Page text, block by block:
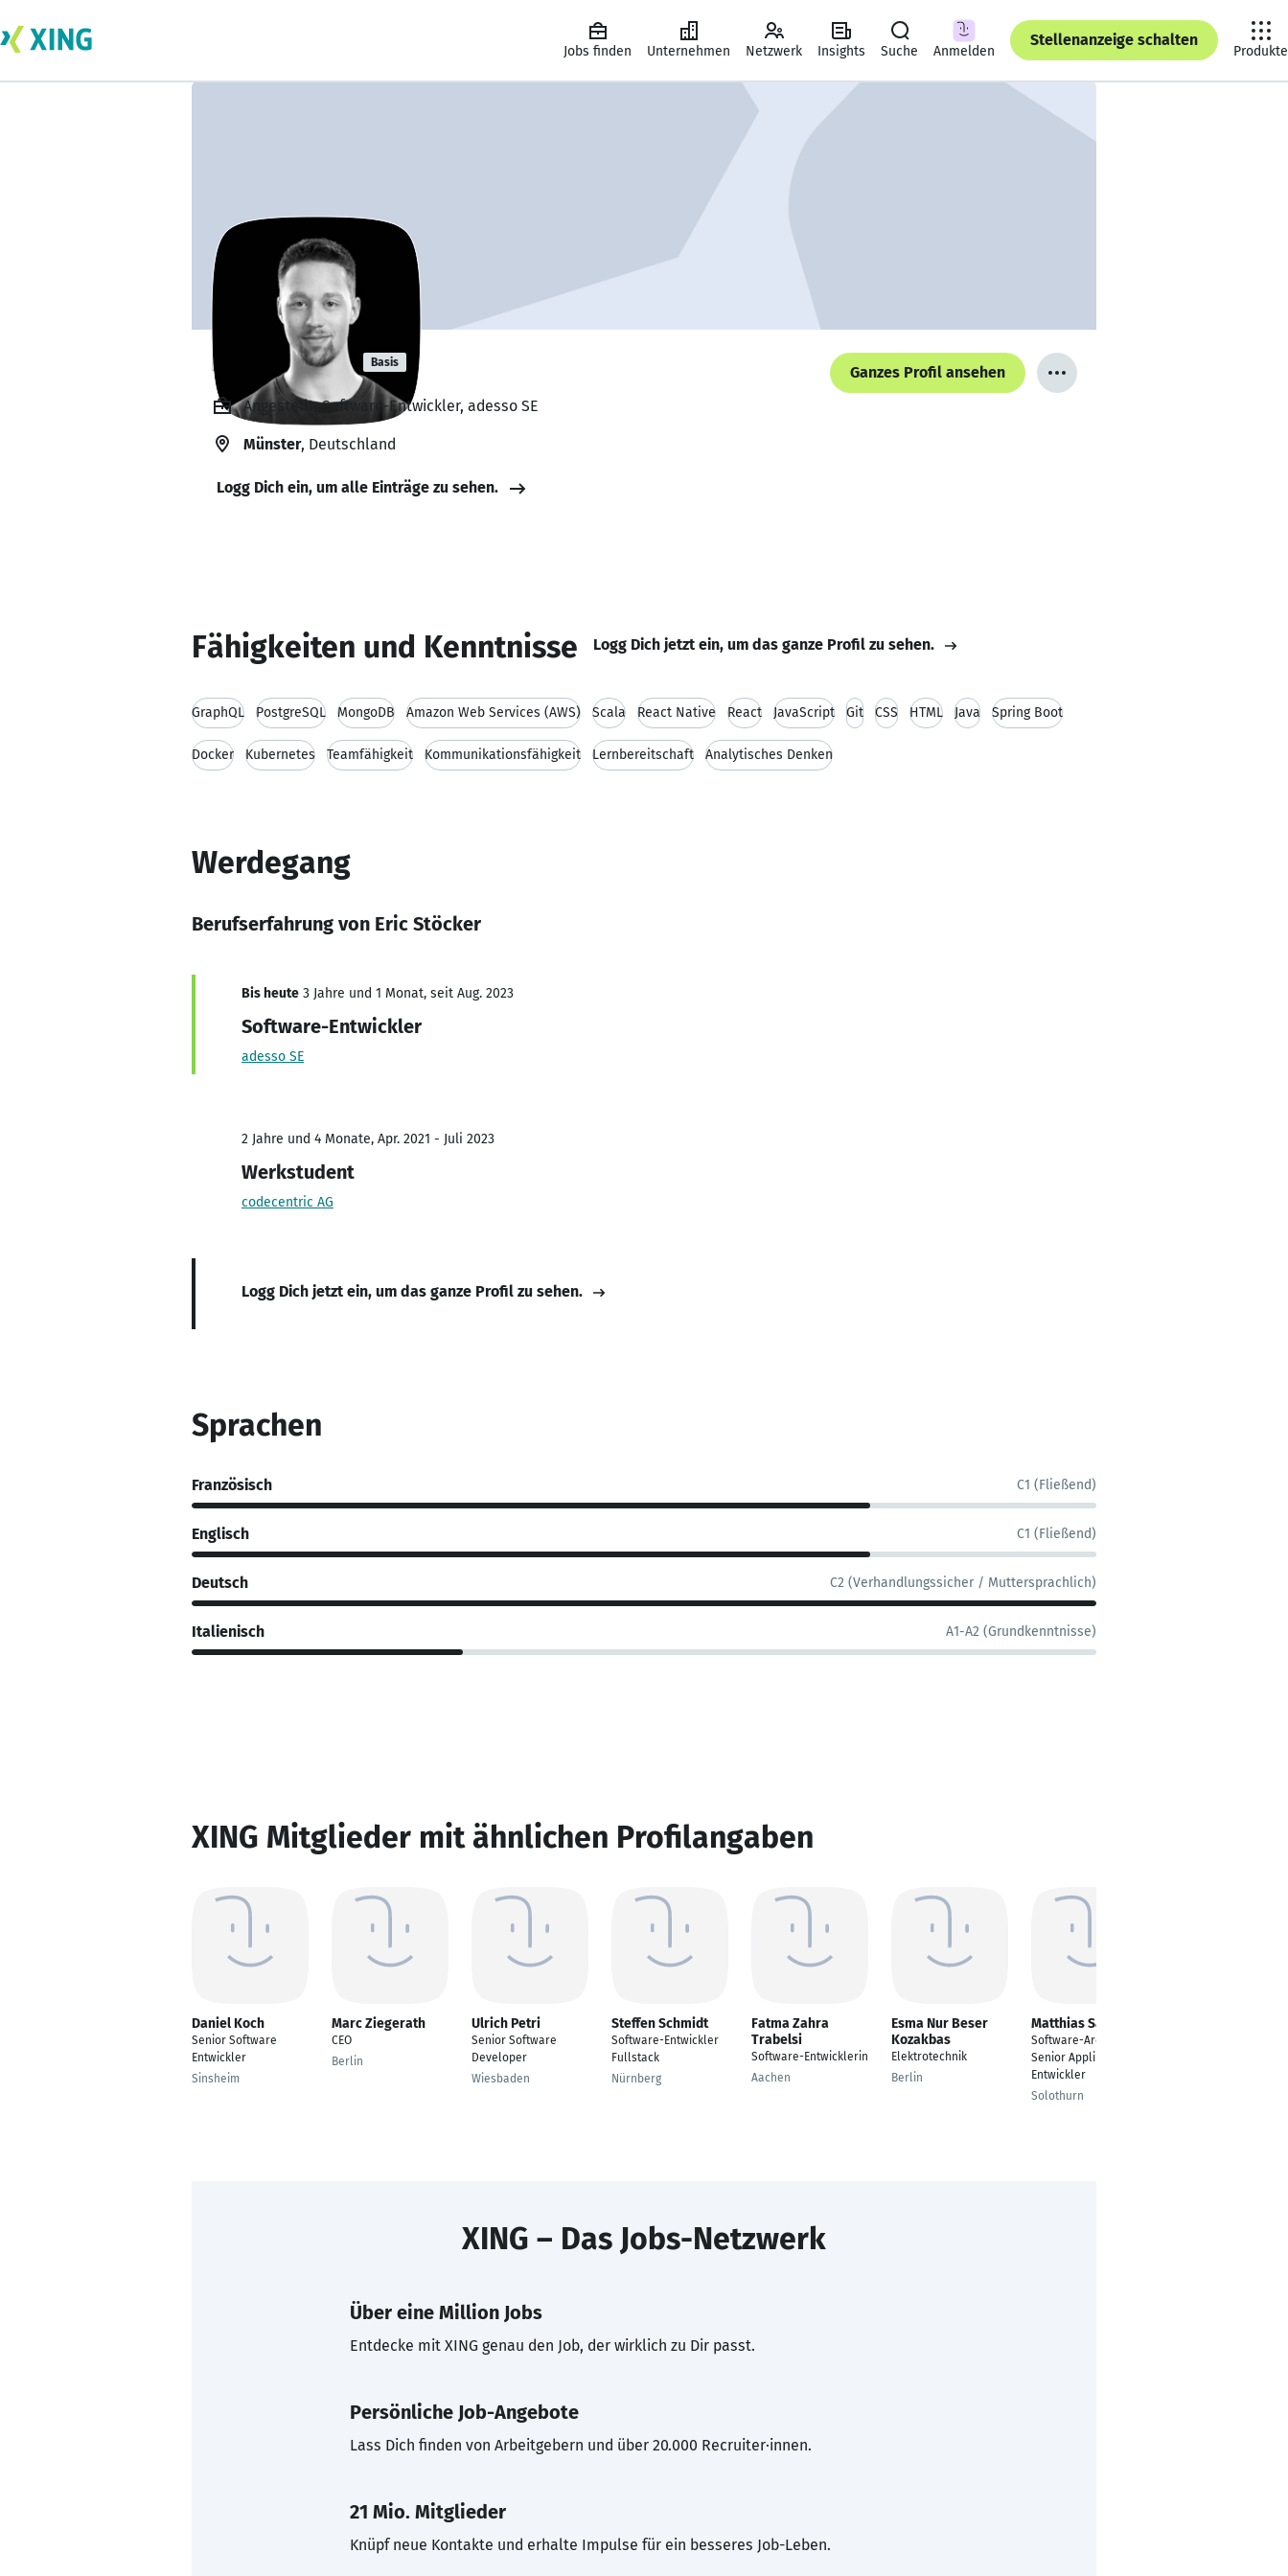
Jobs finden Unternehmen Netzwerk Insights Suche Anmelden
Stellenanzeige schalten
Produkte
Eric Stöcker Basis
Ganzes Profil ansehen
Angestellt, Software-Entwickler, adesso SE
Münster, Deutschland
Logg Dich ein, um alle Einträge zu sehen.
Fähigkeiten und Kenntnisse Logg Dich jetzt ein, um das ganze Profil zu sehen.
GraphQL PostgreSQL MongoDB Amazon Web Services (AWS) Scala React Native React JavaScript Git CSS HTML Java Spring Boot
Docker Kubernetes Teamfähigkeit Kommunikationsfähigkeit Lernbereitschaft Analytisches Denken
Werdegang
Berufserfahrung von Eric Stöcker
Bis heute 3 Jahre und 1 Monat, seit Aug. 2023
Software-Entwickler
adesso SE
2 Jahre und 4 Monate, Apr. 2021 - Juli 2023
Werkstudent
codecentric AG
Logg Dich jetzt ein, um das ganze Profil zu sehen.
Sprachen
Französisch C1 (Fließend)
Englisch C1 (Fließend)
Deutsch C2 (Verhandlungssicher / Muttersprachlich)
Italienisch A1-A2 (Grundkenntnisse)
XING Mitglieder mit ähnlichen Profilangaben
Daniel Koch
Senior Software
Entwickler
Sinsheim
Marc Ziegerath
CEO
Berlin
Ulrich Petri
Senior Software
Developer
Wiesbaden
Steffen Schmidt
Software-Entwickler
Fullstack
Nürnberg
Fatma Zahra
Trabelsi
Software-Entwicklerin
Aachen
Esma Nur Beser
Kozakbas
Elektrotechnik
Berlin
Matthias Sarbach
Software-Architekt &
Senior Applikations-
Entwickler
Solothurn
XING – Das Jobs-Netzwerk
Über eine Million Jobs
Entdecke mit XING genau den Job, der wirklich zu Dir passt.
Persönliche Job-Angebote
Lass Dich finden von Arbeitgebern und über 20.000 Recruiter·innen.
21 Mio. Mitglieder
Knüpf neue Kontakte und erhalte Impulse für ein besseres Job-Leben.